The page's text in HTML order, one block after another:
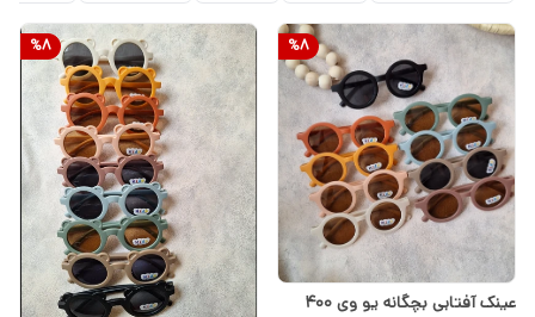
%8
عینک آفتابی بچگانه یو وی ۴۰۰
%8